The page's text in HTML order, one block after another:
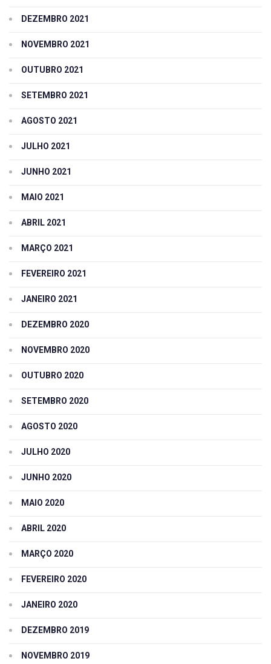
DEZEMBRO 2021
NOVEMBRO 2021
OUTUBRO 2021
SETEMBRO 2021
AGOSTO 2021
JULHO 2021
JUNHO 2021
MAIO 2021
ABRIL 2021
MARÇO 2021
FEVEREIRO 2021
JANEIRO 2021
DEZEMBRO 2020
NOVEMBRO 2020
OUTUBRO 2020
SETEMBRO 2020
AGOSTO 2020
JULHO 2020
JUNHO 2020
MAIO 2020
ABRIL 2020
MARÇO 2020
FEVEREIRO 2020
JANEIRO 2020
DEZEMBRO 2019
NOVEMBRO 2019